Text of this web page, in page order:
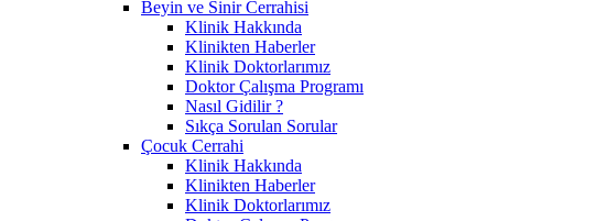
Beyin ve Sinir Cerrahisi
Klinik Hakkında
Klinikten Haberler
Klinik Doktorlarımız
Doktor Çalışma Programı
Nasıl Gidilir ?
Sıkça Sorulan Sorular
Çocuk Cerrahi
Klinik Hakkında
Klinikten Haberler
Klinik Doktorlarımız